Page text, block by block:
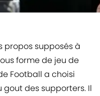
propos supposés à
forme de jeu de
Football a choisi
des supporters. Il